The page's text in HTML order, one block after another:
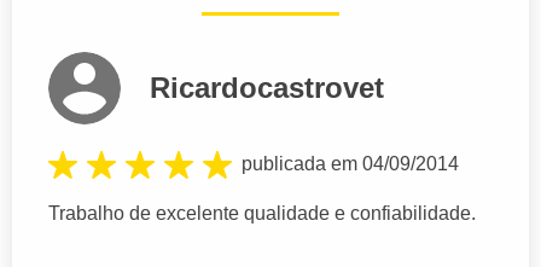
Ricardocastrovet
publicada em 04/09/2014
Trabalho de excelente qualidade e confiabilidade.